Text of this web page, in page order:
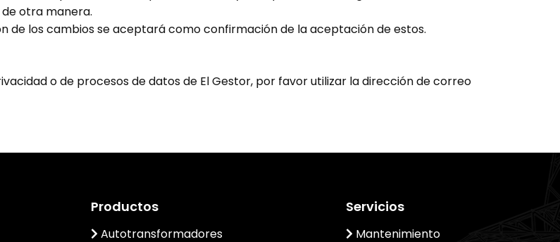
de otra manera.
de los cambios se aceptará como confirmación de la aceptación de estos.
o de procesos de datos de El Gestor, por favor utilizar la dirección de correo
Productos
Autotransformadores
Servicios
Mantenimiento